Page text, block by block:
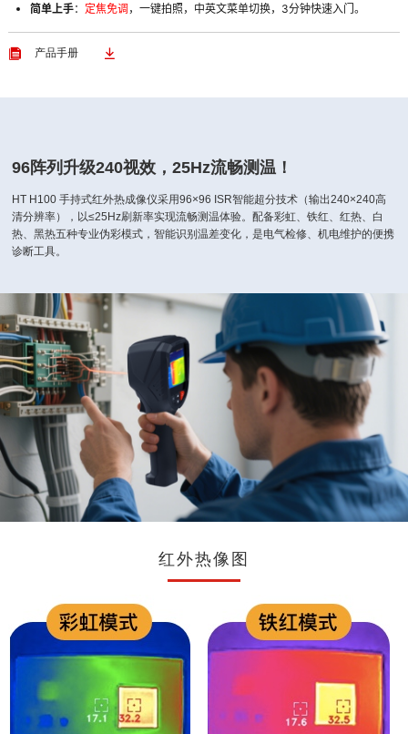
简单上手： 定焦免调 ，一键拍照，中英文菜单切换，3分钟快速入门。
 产品手册 
96阵列升级240视效，25Hz流畅测温！
HT H100 手持式红外热成像仪采用96×96 ISR智能超分技术（输出240×240高
清分辨率），以≤25Hz刷新率实现流畅测温体验。配备彩虹、铁红、红热、白
热、黑热五种专业伪彩模式，智能识别温差变化，是电气检修、机电维护的便携
诊断工具。
红外热像图